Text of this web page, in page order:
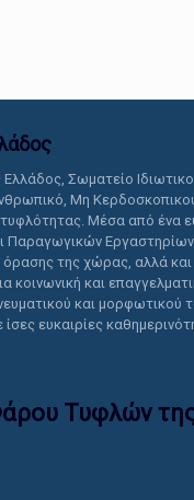
Σωματείο
Μη
Μέσα από ένα
Παραγωγικών
της χώρας, αλλά και
κοινωνική και
και μορφωτικού
ευκαιρίες
Τυφλών